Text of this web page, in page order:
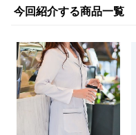
今回紹介する商品一覧